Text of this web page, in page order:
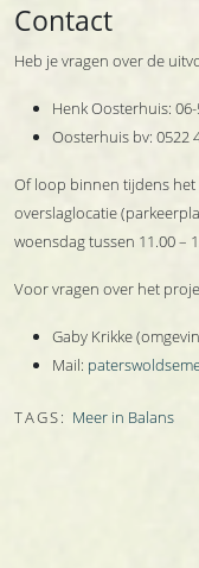
Contact
Heb je vragen over de
Henk Oosterhuis:
Oosterhuis bv: 0522
Of loop binnen tijdens
overslaglocatie
woensdag tussen 11.00 –
Voor vragen over het
Gaby Krikke
Mail:
TAGS: Meer in Balans